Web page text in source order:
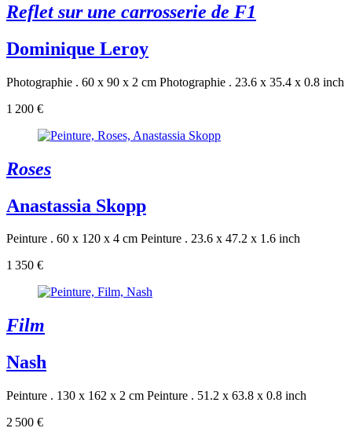
Reflet sur une carrosserie de F1
Dominique Leroy
Photographie . 60 x 90 x 2 cm Photographie . 23.6 x 35.4 x 0.8 inch
1 200 €
Roses
Anastassia Skopp
Peinture . 60 x 120 x 4 cm Peinture . 23.6 x 47.2 x 1.6 inch
1 350 €
Film
Nash
Peinture . 130 x 162 x 2 cm Peinture . 51.2 x 63.8 x 0.8 inch
2 500 €